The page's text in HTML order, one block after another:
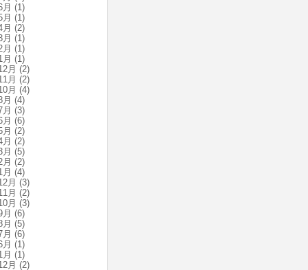
(1)
(1)
(2)
(1)
(1)
(1)
月 (2)
月 (2)
月 (4)
(4)
(3)
(6)
(2)
(2)
(5)
(2)
(4)
月 (3)
月 (2)
月 (3)
(6)
(5)
(6)
(1)
(1)
月 (2)